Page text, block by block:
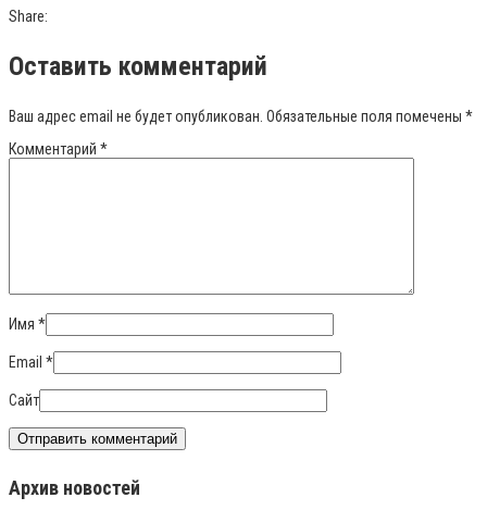
Share:
Оставить комментарий
Ваш адрес email не будет опубликован. Обязательные поля помечены *
Комментарий *
Имя *
Email *
Сайт
Архив новостей